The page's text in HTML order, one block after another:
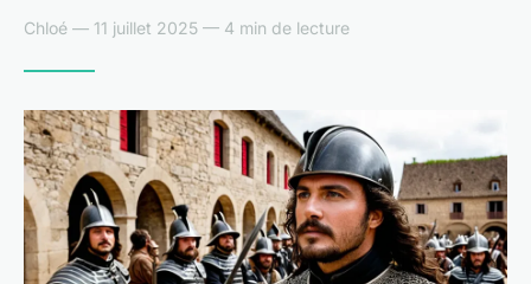
Chloé — 11 juillet 2025 — 4 min de lecture